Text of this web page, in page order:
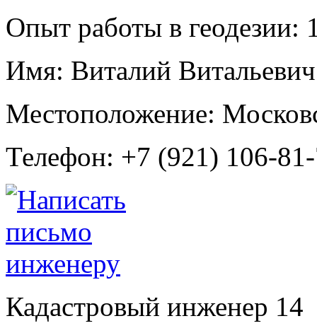
Опыт работы в геодезии:
Имя: Виталий
Местоположение:
Телефон: +7 (921) 106-
Кадастровый инженер 14